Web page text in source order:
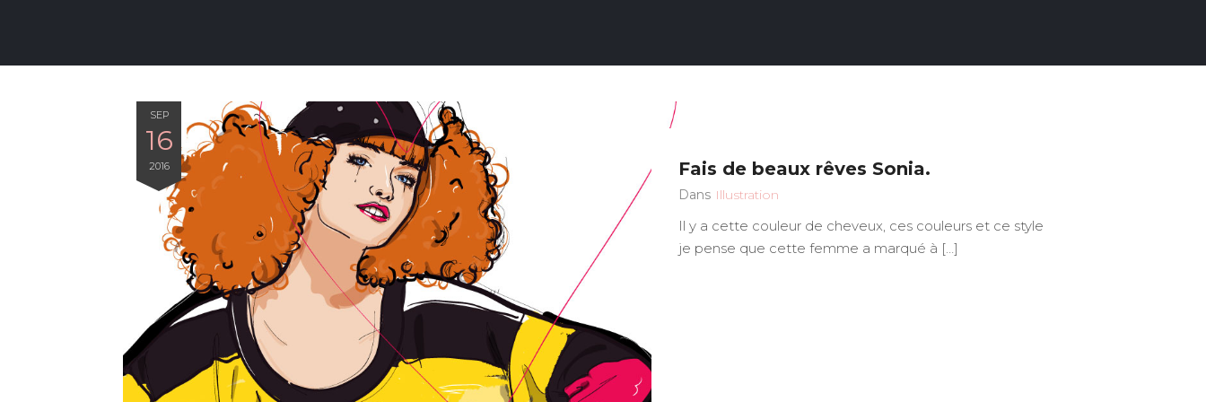
SEP
16
2016 Fais de beaux rêves Sonia.
Dans Illustration
Il y a cette couleur de cheveux, ces couleurs et ce style
je pense que cette femme a marqué à […]